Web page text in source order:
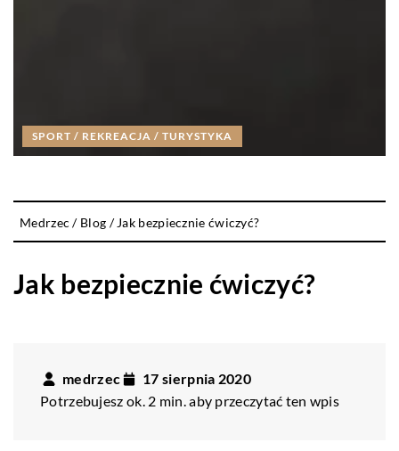
SPORT / REKREACJA / TURYSTYKA
Medrzec / Blog / Jak bezpiecznie ćwiczyć?
Jak bezpiecznie ćwiczyć?
medrzec
17 sierpnia 2020
Potrzebujesz ok. 2 min. aby przeczytać ten wpis